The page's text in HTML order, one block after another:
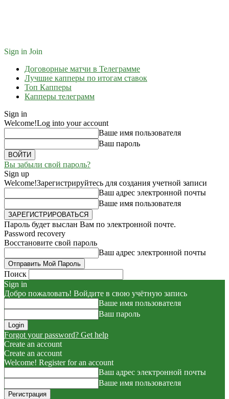
Sign in Join
Договорные матчи в Телеграмме
Лучшие капперы по итогам ставок
Топ Капперы
Капперы телеграмм
Sign in
Welcome!Log into your account
Ваше имя пользователя
Ваш пароль
Вы забыли свой пароль?
Sign up
Welcome!Зарегистрируйтесь для создания учетной записи
Ваш адрес электронной почты
Ваше имя пользователя
Пароль будет выслан Вам по электронной почте.
Password recovery
Восстановите свой пароль
Ваш адрес электронной почты
Поиск
Sign in
Добро пожаловать! Войдите в свою учётную запись
Ваше имя пользователя
Ваш пароль
Forgot your password? Get help
Create an account
Create an account
Welcome! Register for an account
Ваш адрес электронной почты
Ваше имя пользователя